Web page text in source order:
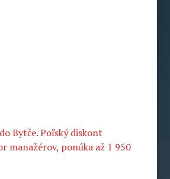
Bytče. Poľský diskont
manažérov, ponúka až 1 950